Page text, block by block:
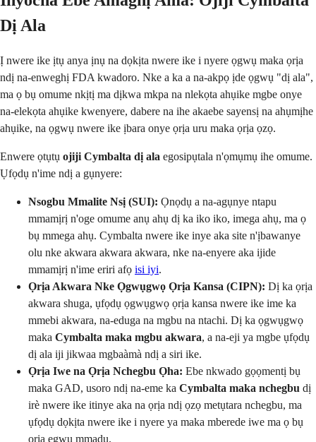
Dị Ala
Ị nwere ike ịtụ anya ịnụ na dọkịta nwere ike i nyere ọgwụ maka ọrịa
ndị na-enweghị FDA kwadoro. Nke a ka a na-akpọ ịde ọgwụ "dị ala",
ma ọ bụ omume nkịtị ma dịkwa mkpa na nlekọta ahụike mgbe onye
na-elekọta ahụike kwenyere, dabere na ihe akaebe sayensị na ahụmịhe
ahụike, na ọgwụ nwere ike ịbara onye ọrịa uru maka ọrịa ọzọ.
Enwere ọtụtụ ojiji Cymbalta dị ala egosipụtala n'ọmụmụ ihe omume.
Ụfọdụ n'ime ndị a gụnyere:
Nsogbu Mmalite Nsị (SUI): Ọnọdụ a na-agụnye ntapu
mmamịrị n'oge omume anụ ahụ dị ka iko iko, imega ahụ, ma ọ
bụ mmega ahụ. Cymbalta nwere ike inye aka site n'ịbawanye
olu nke akwara akwara akwara, nke na-enyere aka ijide
mmamịrị n'ime eriri afọ isi iyi.
Ọrịa Akwara Nke Ọgwụgwọ Ọrịa Kansa (CIPN): Dị ka ọrịa
akwara shuga, ụfọdụ ọgwụgwọ ọrịa kansa nwere ike ime ka
mmebi akwara, na-eduga na mgbu na ntachi. Dị ka ọgwụgwọ
maka Cymbalta maka mgbu akwara, a na-eji ya mgbe ụfọdụ
dị ala iji jikwaa mgbaàmà ndị a siri ike.
Ọrịa Iwe na Ọrịa Nchegbu Ọha: Ebe nkwado gọọmentị bụ
maka GAD, usoro ndị na-eme ka Cymbalta maka nchegbu dị
irè nwere ike itinye aka na ọrịa ndị ọzọ metụtara nchegbu, ma
ụfọdụ dọkịta nwere ike i nyere ya maka mberede iwe ma ọ bụ
ọrịa egwu mmadụ.